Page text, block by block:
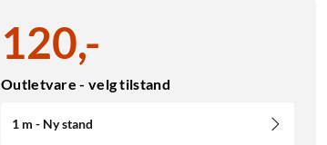
120,-
Outletvare - velg tilstand
1 m - Ny stand